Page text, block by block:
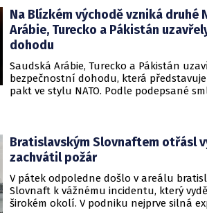
Na Blízkém východě vzniká druhé
Arábie, Turecko a Pákistán
dohodu
Saudská Arábie, Turecko a Pákistán
bezpečnostní dohodu, která
pakt ve stylu NATO. Podle podepsané
Bratislavským Slovnaftem otřásl
zachvátil požár
V pátek odpoledne došlo v areálu
Slovnaft k vážnému incidentu, který
širokém okolí. V podniku nejprve silná